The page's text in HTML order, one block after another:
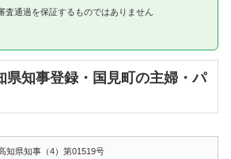
通過を保証するものではありません
知事登録・国見町の主婦・パ
知県知事（4）第01519号